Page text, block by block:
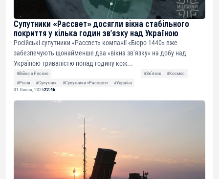
Супутники «Рассвет» досягли вікна стабільного
покриття у кілька годин зв’язку над Україною
Російські супутники «Рассвет» компанії «Бюро 1440» вже
забезпечують щонайменше два «вікна зв’язку» на добу над
Україною тривалістю понад годину кож...
#Війна з Росією #Звʼязок
#Космос
#Росія
#Супутник #Супутники «Рассвет»
#Україна
31 Липня, 202622:46